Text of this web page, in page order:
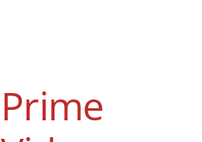
Prime